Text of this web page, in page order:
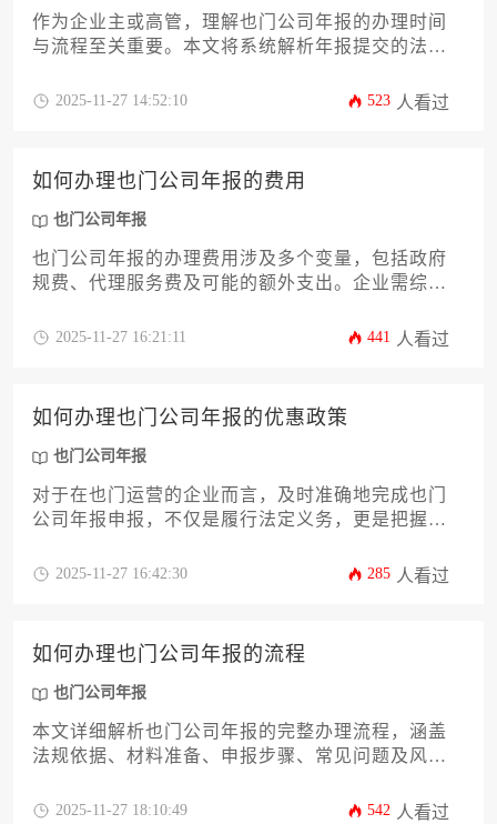
作为企业主或高管，理解也门公司年报的办理时间
与流程至关重要。本文将系统解析年报提交的法定
企业高效完成合规义务。通过12个关键环节的深度
2025-11-27 14:52:10 523 人看过
如何办理也门公司年报的费用
也门公司年报
也门公司年报的办理费用涉及多个变量，包括政府
规费、代理服务费及可能的额外支出。企业需综合
准确估算总体成本。本文将详细解析费用构成、优
2025-11-27 16:21:11 441 人看过
如何办理也门公司年报的优惠政策
也门公司年报
对于在也门运营的企业而言，及时准确地完成也门
公司年报申报，不仅是履行法定义务，更是把握潜
为鼓励企业合规申报而设立的各类优惠政策，系统
管最大化降低合规成本，提升运营效益。
2025-11-27 16:42:30 285 人看过
如何办理也门公司年报的流程
也门公司年报
本文详细解析也门公司年报的完整办理流程，涵盖
法规依据、材料准备、申报步骤、常见问题及风险
报要点，避免因操作失误导致行政处罚或经营受
2025-11-27 18:10:49 542 人看过